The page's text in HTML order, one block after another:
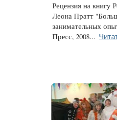
Рецензия на книгу
Леона Пратт
занимательных
Пресс, 2008...